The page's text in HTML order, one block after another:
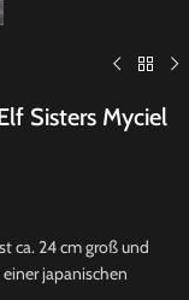
Sisters Myciel
ca. 24 cm groß und
japanischen